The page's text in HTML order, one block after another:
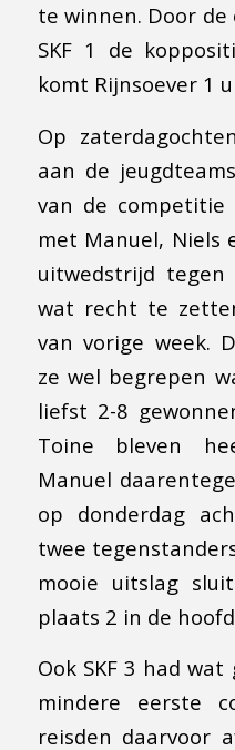
te winnen. Door
SKF 1 de
komt Rijnsoever 1
Op
aan de
van de competitie
met Manuel, Niels
uitwedstrijd
wat recht te
van vorige week.
ze wel begrepen
liefst 2-8
Toine bleven
Manuel
op donderdag
twee
mooie uitslag
plaats 2 in de
Ook SKF 3 had
mindere eerste
reisden daarvoor